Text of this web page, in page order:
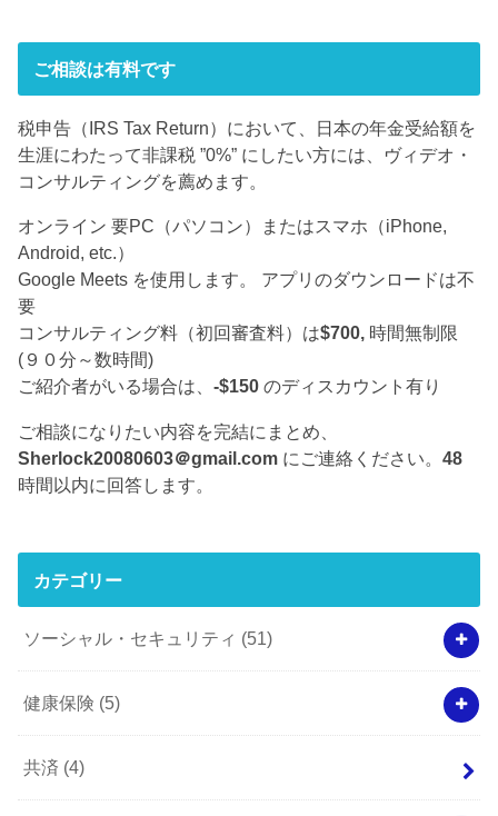
ご相談は有料です
税申告（IRS Tax Return）において、日本の年金受給額を
生涯にわたって非課税 ”0%” にしたい方には、ヴィデオ・
コンサルティングを薦めます。
オンライン 要PC（パソコン）またはスマホ（iPhone,
Android, etc.）
Google Meets を使用します。 アプリのダウンロードは不
要
コンサルティング料（初回審査料）は$700, 時間無制限
(９０分～数時間)
ご紹介者がいる場合は、-$150 のディスカウント有り
ご相談になりたい内容を完結にまとめ、
Sherlock20080603＠gmail.com にご連絡ください。48
時間以内に回答します。
カテゴリー
ソーシャル・セキュリティ (51)
健康保険 (5)
共済 (4)